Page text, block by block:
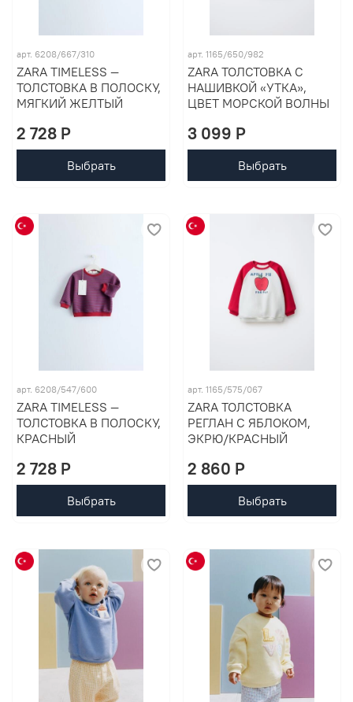
арт. 6208/667/310
ZARA TIMELESS —
ТОЛСТОВКА В ПОЛОСКУ,
МЯГКИЙ ЖЕЛТЫЙ
2 728 P
Выбрать
арт. 1165/650/982
ZARA ТОЛСТОВКА С
НАШИВКОЙ «УТКА»,
ЦВЕТ МОРСКОЙ ВОЛНЫ
3 099 P
Выбрать
арт. 6208/547/600
ZARA TIMELESS —
ТОЛСТОВКА В ПОЛОСКУ,
КРАСНЫЙ
2 728 P
Выбрать
арт. 1165/575/067
ZARA ТОЛСТОВКА
РЕГЛАН С ЯБЛОКОМ,
ЭКРЮ/КРАСНЫЙ
2 860 P
Выбрать